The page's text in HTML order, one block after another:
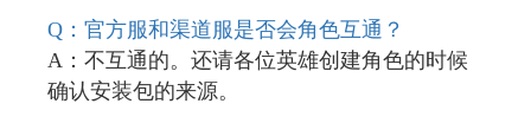
Q ：官方服和渠道服是否会角色互通？
A：不互通的。还请各位英雄创建角色的时候
确认安装包的来源。